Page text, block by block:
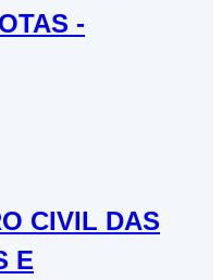
-
CIVIL DAS
E